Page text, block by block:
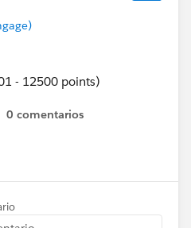
- 12500 points)
0 comentarios